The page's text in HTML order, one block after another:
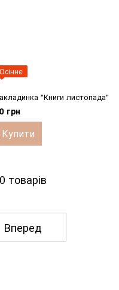
Осіннє
"Книги листопада"
грн
Купити
товарів
Вперед